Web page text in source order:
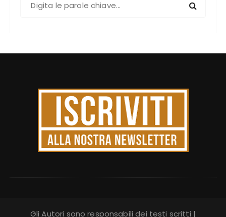
Gli Autori sono responsabili dei testi scritti |